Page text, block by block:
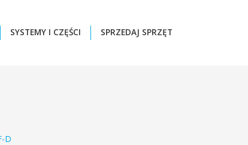
SYSTEMY I CZĘŚCI SPRZEDAJ SPRZĘT
D